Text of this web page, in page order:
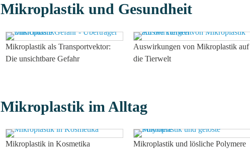
Mikroplastik und Gesundheit
Mikroplastik als Transportvektor:
Die unsichtbare Gefahr
Auswirkungen von Mikroplastik auf
die Tierwelt
Mikroplastik im Alltag
Mikroplastik in Kosmetika Mikroplastik und lösliche Polymere